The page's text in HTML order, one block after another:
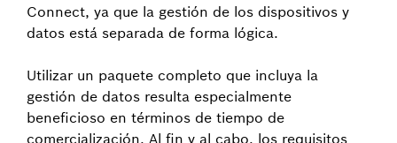
Connect, ya que la gestión de los dispositivos y
datos está separada de forma lógica.
Utilizar un paquete completo que incluya la
gestión de datos resulta especialmente
beneficioso en términos de tiempo de
comercialización. Al fin y al cabo, los requisitos